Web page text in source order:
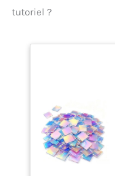
tutoriel ?